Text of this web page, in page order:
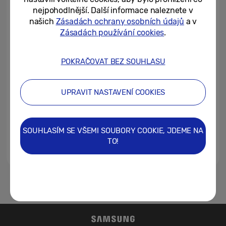
novinky a přichází i Ultra verze
02/09/2024
Watch: nová podoba hodinek
Upozornění na nepravidelný
10/05/2023
nejpohodlnější. Další informace naleznete v
našich Zásadách ochrany osobních údajů a v
Zásadách používání cookies.
POKRAČOVAT BEZ SOUHLASU
UPRAVIT NASTAVENÍ COOKIES
SOUHLASÍM SE VŠEMI SOUBORY COOKIE, JDEME NA
TO!